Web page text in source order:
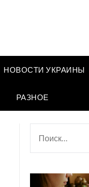
НОВОСТИ УКРАИНЫ
РАЗНОЕ